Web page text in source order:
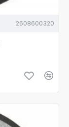
2608600320